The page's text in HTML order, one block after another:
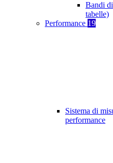
Bandi
tabelle)
Performance 19
Sistema di
performance